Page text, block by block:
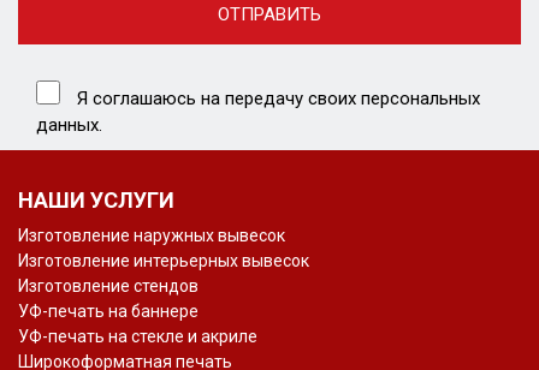
Я соглашаюсь на передачу своих персональных
данных.
НАШИ УСЛУГИ
Изготовление наружных вывесок
Изготовление интерьерных вывесок
Изготовление стендов
УФ-печать на баннере
УФ-печать на стекле и акриле
Широкоформатная печать